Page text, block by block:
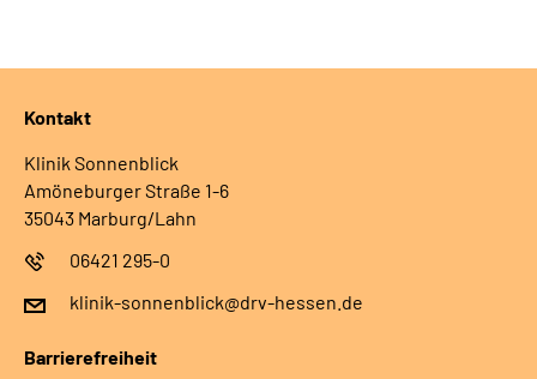
Kontakt
Klinik Sonnenblick
Amöneburger Straße 1-6
35043 Marburg/Lahn
06421 295-0
klinik-sonnenblick@drv-hessen.de
Barrierefreiheit